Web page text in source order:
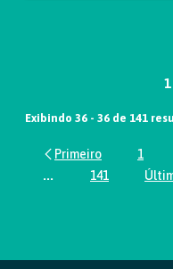
Exibindo 36 - 36 de 141
Página
1
...Páginas Página
141